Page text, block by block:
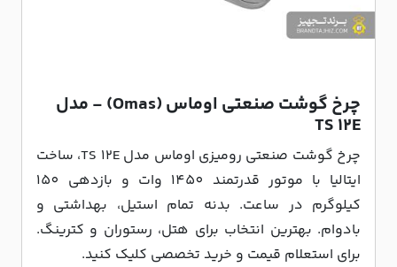
چرخ گوشت صنعتی اوماس (Omas) - مدل
TS 12E
چرخ گوشت صنعتی رومیزی اوماس مدل TS 12E، ساخت
ایتالیا با موتور قدرتمند 1450 وات و بازدهی 150
کیلوگرم در ساعت. بدنه تمام استیل، بهداشتی و
بادوام. بهترین انتخاب برای هتل، رستوران و کترینگ.
برای استعلام قیمت و خرید تخصصی کلیک کنید.